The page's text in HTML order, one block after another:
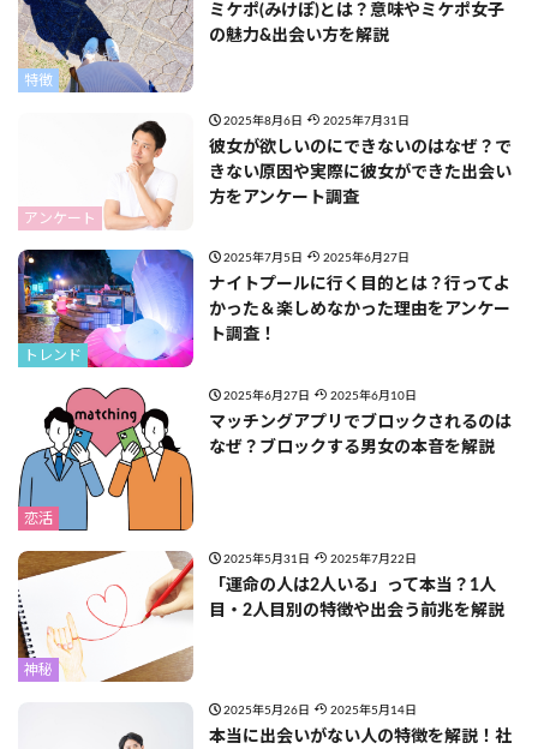
特徴
ミケポ(みけぽ)とは？意味やミケポ女子
の魅力&出会い方を解説
アンケート
2025年8月6日 2025年7月31日
彼女が欲しいのにできないのはなぜ？で
きない原因や実際に彼女ができた出会い
方をアンケート調査
トレンド
2025年7月5日 2025年6月27日
ナイトプールに行く目的とは？行ってよ
かった＆楽しめなかった理由をアンケー
ト調査！
恋活
2025年6月27日 2025年6月10日
マッチングアプリでブロックされるのは
なぜ？ブロックする男女の本音を解説
神秘
2025年5月31日 2025年7月22日
「運命の人は2人いる」って本当？1人
目・2人目別の特徴や出会う前兆を解説
2025年5月26日 2025年5月14日
本当に出会いがない人の特徴を解説！社